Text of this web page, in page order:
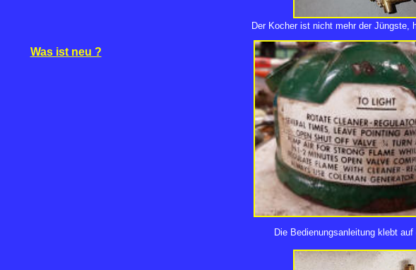
Was ist neu ?
Der Kocher ist nicht mehr der
Die Bedienungsanleitung klebt auf